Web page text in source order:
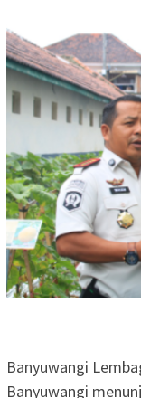
Banyuwangi
Banyuwangi